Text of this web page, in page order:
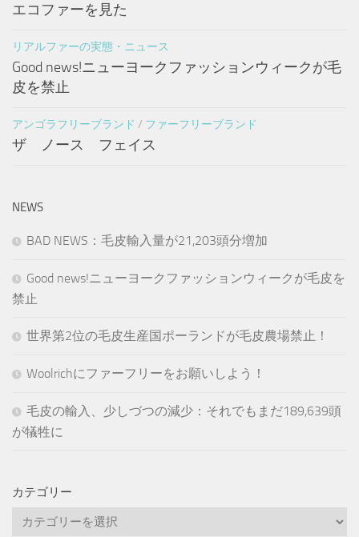
エコファーを見た
リアルファーの実態・ニュース
Good news!ニューヨークファッションウィークが毛
皮を禁止
アンゴラフリーブランド / ファーフリーブランド
ザ ノース フェイス
NEWS
BAD NEWS：毛皮輸入量が21,203頭分増加
Good news!ニューヨークファッションウィークが毛皮を
禁止
世界第2位の毛皮生産国ポーランドが毛皮農場禁止！
Woolrichにファーフリーをお願いしよう！
毛皮の輸入、少しづつの減少：それでもまだ189,639頭
が犠牲に
カテゴリー
カ